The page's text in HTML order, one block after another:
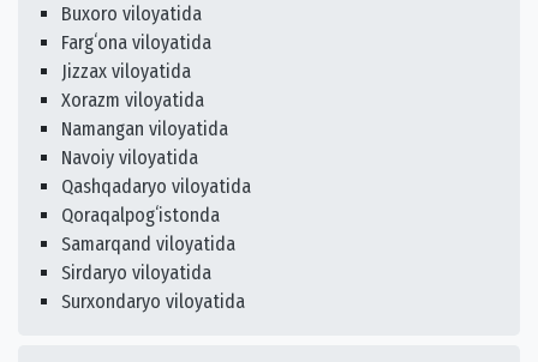
Buxoro viloyatida
Fargʻona viloyatida
Jizzax viloyatida
Xorazm viloyatida
Namangan viloyatida
Navoiy viloyatida
Qashqadaryo viloyatida
Qoraqalpogʻistonda
Samarqand viloyatida
Sirdaryo viloyatida
Surxondaryo viloyatida